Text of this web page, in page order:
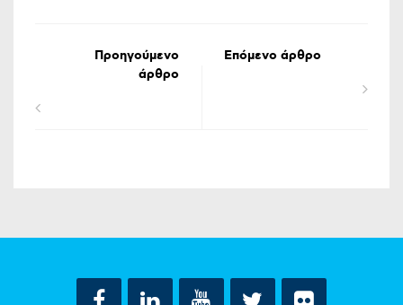
Προηγούμενο
άρθρο
Επόμενο άρθρο